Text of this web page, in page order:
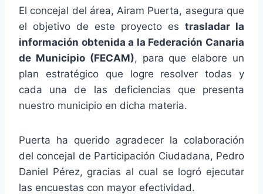
El concejal del área, Airam Puerta, asegura que
el objetivo de este proyecto es trasladar la
información obtenida a la Federación Canaria
de Municipio (FECAM), para que elabore un
plan estratégico que logre resolver todas y
cada una de las deficiencias que presenta
nuestro municipio en dicha materia.
Puerta ha querido agradecer la colaboración
del concejal de Participación Ciudadana, Pedro
Daniel Pérez, gracias al cual se logró ejecutar
las encuestas con mayor efectividad.